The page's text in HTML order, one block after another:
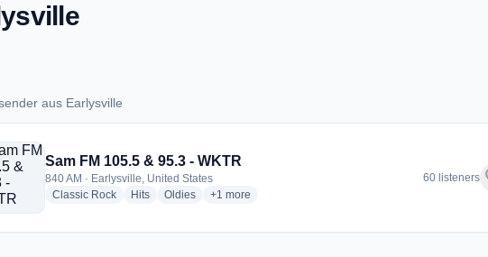
aus Earlysville
aus Earlysville
Sam FM 105.5 & 95.3 - WKTR
840 AM · Earlysville, United States
Classic Rockradio stations
Hitsradio stations
Oldiesradio stations
+1 more genres for Sam FM 105.5 & 95.3 - WKTR
more
60 listeners